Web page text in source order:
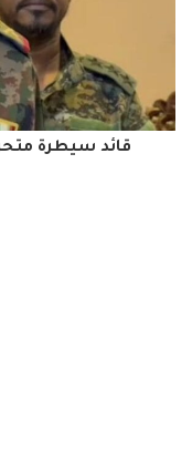
قائد سيطرة